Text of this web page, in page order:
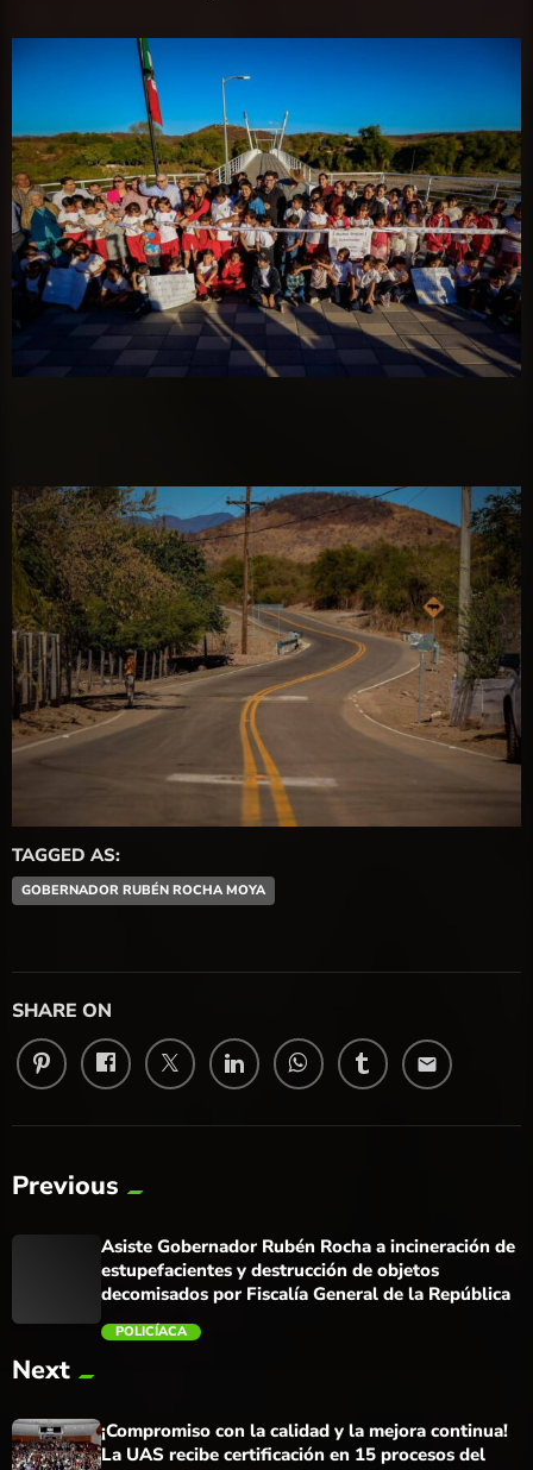
TAGGED AS:
GOBERNADOR RUBÉN ROCHA MOYA
SHARE ON
email
Previous
Asiste Gobernador Rubén Rocha a incineración de
estupefacientes y destrucción de objetos
decomisados por Fiscalía General de la República
POLICÍACA
Next
¡Compromiso con la calidad y la mejora continua!
La UAS recibe certificación en 15 procesos del